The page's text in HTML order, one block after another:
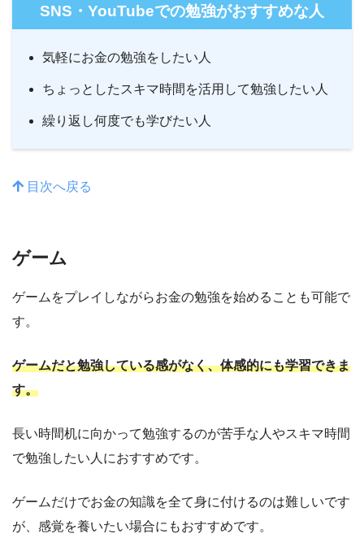
SNS・YouTubeでの勉強がおすすめな人
気軽にお金の勉強をしたい人
ちょっとしたスキマ時間を活用して勉強したい人
繰り返し何度でも学びたい人
目次へ戻る
ゲーム
ゲームをプレイしながらお金の勉強を始めることも可能で
す。
ゲームだと勉強している感がなく、体感的にも学習できま
す。
長い時間机に向かって勉強するのが苦手な人やスキマ時間
で勉強したい人におすすめです。
ゲームだけでお金の知識を全て身に付けるのは難しいです
が、感覚を養いたい場合にもおすすめです。